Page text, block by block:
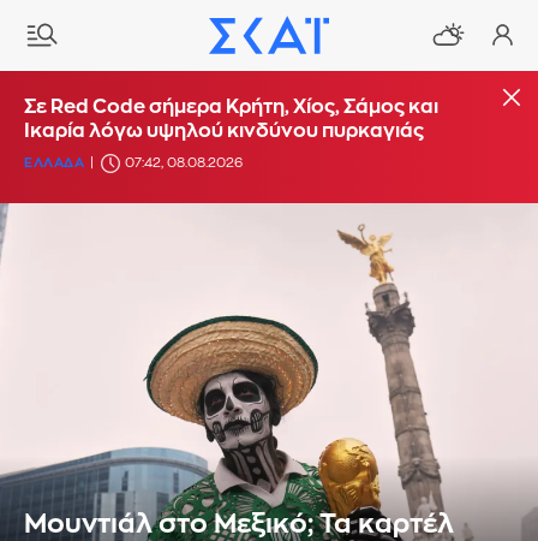
Σε Red Code σήμερα Κρήτη, Χίος, Σάμος και
Ικαρία λόγω υψηλού κινδύνου πυρκαγιάς
ΕΛΛΑΔΑ 07:42, 08.08.2026
Μουντιάλ στο Μεξικό; Τα καρτέλ